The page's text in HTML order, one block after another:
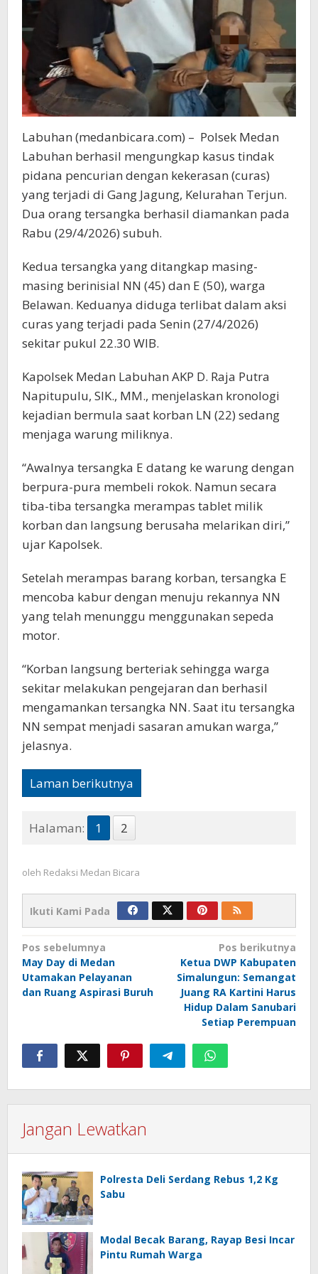
Labuhan (medanbicara.com) – Polsek Medan
Labuhan berhasil mengungkap kasus tindak
pidana pencurian dengan kekerasan (curas)
yang terjadi di Gang Jagung, Kelurahan Terjun.
Dua orang tersangka berhasil diamankan pada
Rabu (29/4/2026) subuh.
Kedua tersangka yang ditangkap masing-
masing berinisial NN (45) dan E (50), warga
Belawan. Keduanya diduga terlibat dalam aksi
curas yang terjadi pada Senin (27/4/2026)
sekitar pukul 22.30 WIB.
Kapolsek Medan Labuhan AKP D. Raja Putra
Napitupulu, SIK., MM., menjelaskan kronologi
kejadian bermula saat korban LN (22) sedang
menjaga warung miliknya.
“Awalnya tersangka E datang ke warung dengan
berpura-pura membeli rokok. Namun secara
tiba-tiba tersangka merampas tablet milik
korban dan langsung berusaha melarikan diri,”
ujar Kapolsek.
Setelah merampas barang korban, tersangka E
mencoba kabur dengan menuju rekannya NN
yang telah menunggu menggunakan sepeda
motor.
“Korban langsung berteriak sehingga warga
sekitar melakukan pengejaran dan berhasil
mengamankan tersangka NN. Saat itu tersangka
NN sempat menjadi sasaran amukan warga,”
jelasnya.
Laman berikutnya
Halaman: 1 2
oleh Redaksi Medan Bicara
Ikuti Kami Pada
Navigasi
pos
Pos sebelumnya
May Day di Medan
Utamakan Pelayanan
dan Ruang Aspirasi Buruh
Pos berikutnya
Ketua DWP Kabupaten
Simalungun: Semangat
Juang RA Kartini Harus
Hidup Dalam Sanubari
Setiap Perempuan
Jangan Lewatkan
Polresta Deli Serdang Rebus 1,2 Kg
Sabu
Modal Becak Barang, Rayap Besi Incar
Pintu Rumah Warga